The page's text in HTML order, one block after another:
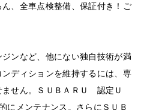
、全車点検整備、保証付き！ご
ンなど、他にない独自技術が満
ディションを維持するには、専
ません。ＳＵＢＡＲＵ 認定Ｕ
にメンテナンス。さらにＳＵＢ